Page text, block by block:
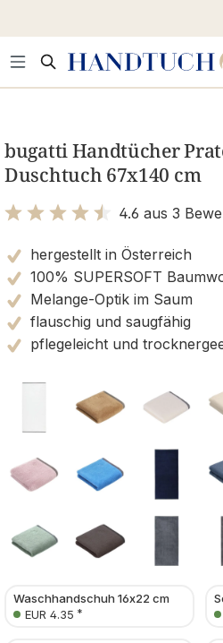
bugatti Handtücher
Duschtuch 67x140 cm
4.6 aus 3
hergestellt in Österreich
100% SUPERSOFT
Melange-Optik im Saum
flauschig und saugfähig
pflegeleicht und
Waschhandschuh 16x22 cm
EUR 4.35 *